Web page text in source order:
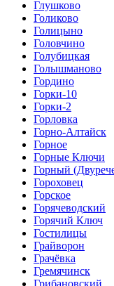
Глушково
Голиково
Голицыно
Головчино
Голубицкая
Голышманово
Гордино
Горки-10
Горки-2
Горловка
Горно-Алтайск
Горное
Горные Ключи
Горный
Гороховец
Горское
Горячеводский
Горячий Ключ
Гостилицы
Грайворон
Грачёвка
Гремячинск
Грибановский